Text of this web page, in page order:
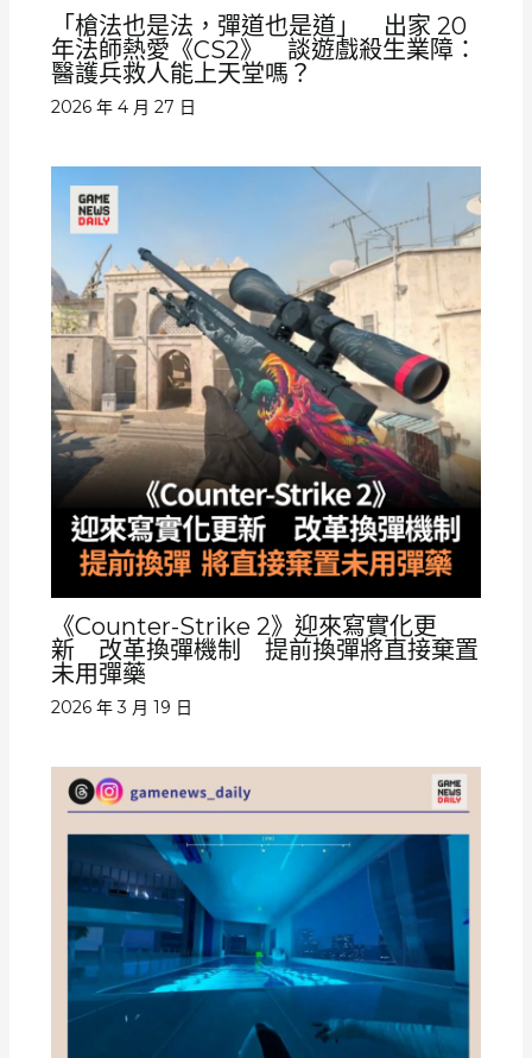
「槍法也是法，彈道也是道」 出家 20
年法師熱愛《CS2》 談遊戲殺生業障：
醫護兵救人能上天堂嗎？
2026 年 4 月 27 日
《Counter-Strike 2》迎來寫實化更
新 改革換彈機制 提前換彈將直接棄置
未用彈藥
2026 年 3 月 19 日